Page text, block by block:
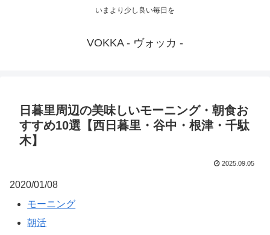
いまより少し良い毎日を
VOKKA - ヴォッカ -
日暮里周辺の美味しいモーニング・朝食お
すすめ10選【西日暮里・谷中・根津・千駄
木】
2025.09.05
2020/01/08
モーニング
朝活